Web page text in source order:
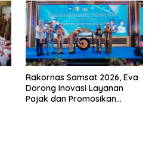
Lampung
Rakornas Samsat 2026, Eva
Dorong Inovasi Layanan
Pajak dan Promosikan